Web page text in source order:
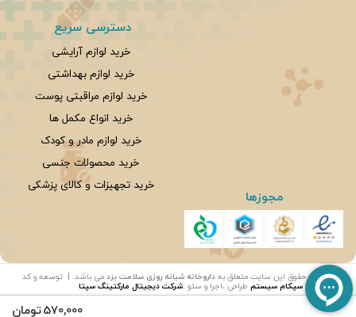
570,000تومان
مجوزها
دسترسی سریع
خرید لوازم آرایشی
خرید لوازم بهداشتی
خرید لوازم مراقبتی پوست
خرید انواع مکمل ها
خرید لوازم مادر و کودک
خرید محصولات جنسی
خرید تجهیزات و کالای پزشکی
© تمامی حقوق این سایت متعلق بهداروخانه شبانه روزی سلامت یزدمی باشد. | توسعه و کد
نویسی:سپکام سیستم طراحی ،اجرا و سئو :شرکت دیجیتال مارکتینگ سپتا